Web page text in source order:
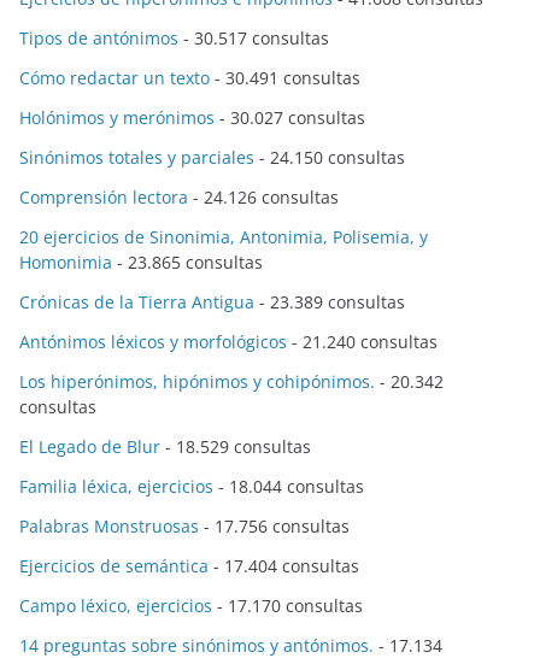
Tipos de antónimos - 30.517 consultas
Cómo redactar un texto - 30.491 consultas
Holónimos y merónimos - 30.027 consultas
Sinónimos totales y parciales - 24.150 consultas
Comprensión lectora - 24.126 consultas
20 ejercicios de Sinonimia, Antonimia, Polisemia, y
Homonimia - 23.865 consultas
Crónicas de la Tierra Antigua - 23.389 consultas
Antónimos léxicos y morfológicos - 21.240 consultas
Los hiperónimos, hipónimos y cohipónimos. - 20.342
consultas
El Legado de Blur - 18.529 consultas
Familia léxica, ejercicios - 18.044 consultas
Palabras Monstruosas - 17.756 consultas
Ejercicios de semántica - 17.404 consultas
Campo léxico, ejercicios - 17.170 consultas
14 preguntas sobre sinónimos y antónimos. - 17.134